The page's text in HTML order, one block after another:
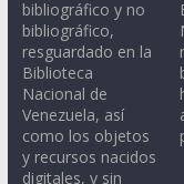
bibliográfico y no
bibliográfico,
resguardado en la
Biblioteca
Nacional de
Venezuela, así
como los objetos
y recursos nacidos
digitales, y sin